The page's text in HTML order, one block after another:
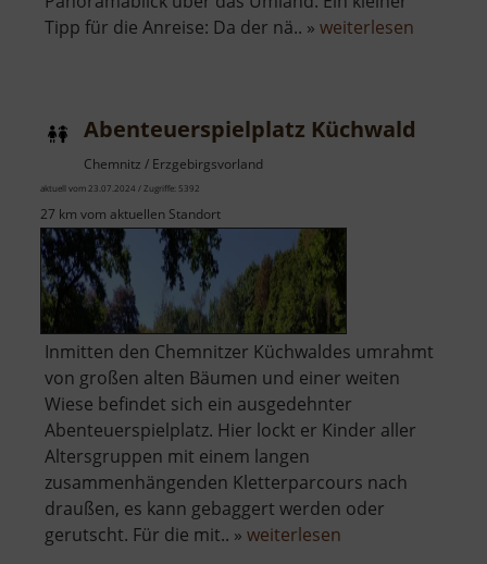
Tipp für die Anreise: Da der nä.. » weiterlesen
Abenteuerspielplatz Küchwald
Chemnitz / Erzgebirgsvorland
aktuell vom 23.07.2024 / Zugriffe: 5392
27 km vom aktuellen Standort
Inmitten den Chemnitzer Küchwaldes umrahmt
von großen alten Bäumen und einer weiten
Wiese befindet sich ein ausgedehnter
Abenteuerspielplatz. Hier lockt er Kinder aller
Altersgruppen mit einem langen
zusammenhängenden Kletterparcours nach
draußen, es kann gebaggert werden oder
gerutscht. Für die mit.. » weiterlesen